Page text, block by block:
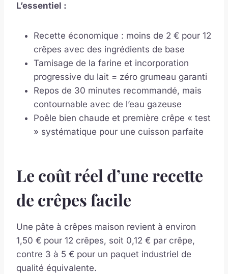
L’essentiel :
Recette économique : moins de 2 € pour 12
crêpes avec des ingrédients de base
Tamisage de la farine et incorporation
progressive du lait = zéro grumeau garanti
Repos de 30 minutes recommandé, mais
contournable avec de l’eau gazeuse
Poêle bien chaude et première crêpe « test
» systématique pour une cuisson parfaite
Le coût réel d’une recette
de crêpes facile
Une pâte à crêpes maison revient à environ
1,50 € pour 12 crêpes, soit 0,12 € par crêpe,
contre 3 à 5 € pour un paquet industriel de
qualité équivalente.